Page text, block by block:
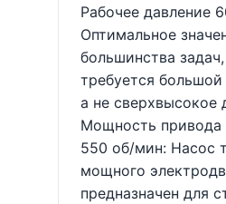
Рабочее давление
Оптимальное
большинства задач,
требуется
а не сверхвысокое
Мощность привода
550 об/мин: Насос
мощного
предназначен для